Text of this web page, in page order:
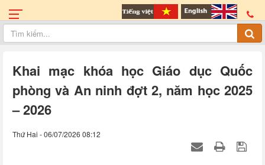
Khai mạc khóa học Giáo dục Quốc
phòng và An ninh đợt 2, năm học 2025
– 2026
Thứ Hai - 06/07/2026 08:12